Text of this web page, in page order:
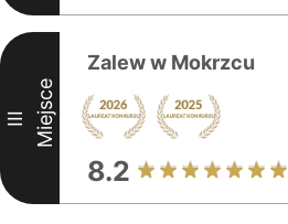
III Miejsce
Zalew w Mokrzcu
8.2